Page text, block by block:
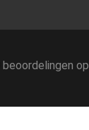
beoordelingen op